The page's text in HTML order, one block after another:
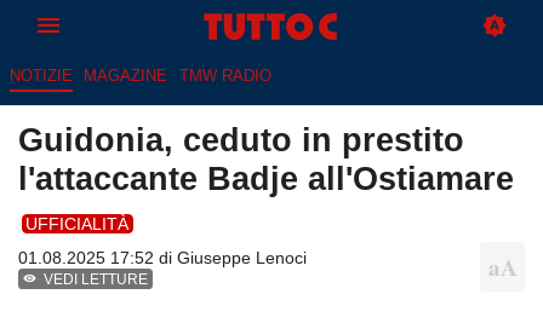
NOTIZIE MAGAZINE TMW RADIO
Guidonia, ceduto in prestito
l'attaccante Badje all'Ostiamare
UFFICIALITÀ
01.08.2025 17:52 di Giuseppe Lenoci
VEDI LETTURE